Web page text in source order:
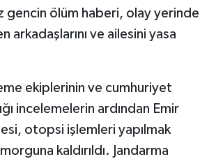
gencin ölüm haberi, olay yerinde
arkadaşlarını ve ailesini yasa
ekiplerinin ve cumhuriyet
incelemelerin ardından Emir
otopsi işlemleri yapılmak
kaldırıldı. Jandarma